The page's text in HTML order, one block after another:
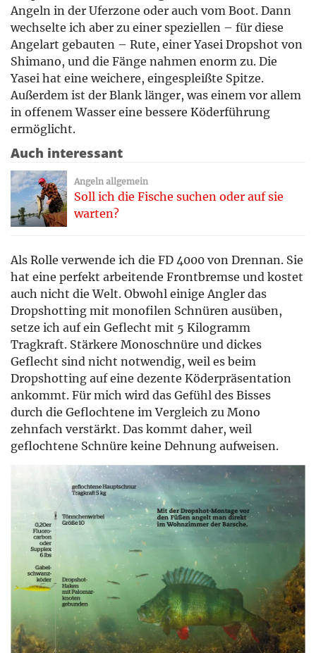
Angeln in der Uferzone oder auch vom Boot. Dann
wechselte ich aber zu einer speziellen – für diese
Angelart gebauten – Rute, einer Yasei Dropshot von
Shimano, und die Fänge nahmen enorm zu. Die
Yasei hat eine weichere, eingespleißte Spitze.
Außerdem ist der Blank länger, was einem vor allem
in offenem Wasser eine bessere Köderführung
ermöglicht.
Auch interessant
Angeln allgemein
Soll ich die Fische suchen oder auf sie
warten?
Als Rolle verwende ich die FD 4000 von Drennan. Sie
hat eine perfekt arbeitende Frontbremse und kostet
auch nicht die Welt. Obwohl einige Angler das
Dropshotting mit monofilen Schnüren ausüben,
setze ich auf ein Geflecht mit 5 Kilogramm
Tragkraft. Stärkere Monoschnüre und dickes
Geflecht sind nicht notwendig, weil es beim
Dropshotting auf eine dezente Köderpräsentation
ankommt. Für mich wird das Gefühl des Bisses
durch die Geflochtene im Vergleich zu Mono
zehnfach verstärkt. Das kommt daher, weil
geflochtene Schnüre keine Dehnung aufweisen.